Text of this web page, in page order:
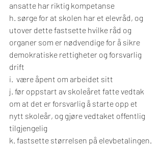
ansatte har riktig kompetanse
h. sørge for at skolen har et elevråd, og
utover dette fastsette hvilke råd og
organer som er nødvendige for å sikre
demokratiske rettigheter og forsvarlig
drift
i.  være åpent om arbeidet sitt
j. før oppstart av skoleåret fatte vedtak
om at det er forsvarlig å starte opp et
nytt skoleår, og gjøre vedtaket offentlig
tilgjengelig
k. fastsette størrelsen på elevbetalingen.